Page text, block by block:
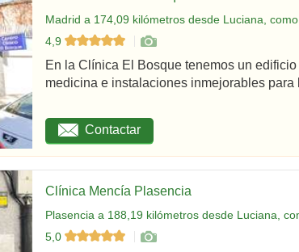
Madrid a 174,09 kilómetros desde Luciana,
4,9
En la Clínica El Bosque tenemos un
medicina e instalaciones inmejorables para
Contactar
Clínica Mencía Plasencia
Plasencia a 188,19 kilómetros desde Luciana,
5,0